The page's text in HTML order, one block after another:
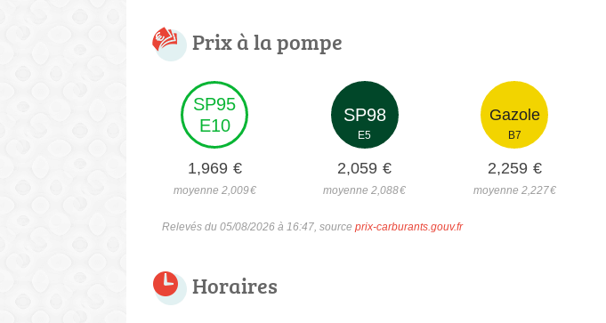
Prix à la pompe
SP95
E10
1,969 €
moyenne 2,009€
SP98
E5
2,059 €
moyenne 2,088€
Gazole
B7
2,259 €
moyenne 2,227€
Relevés du 05/08/2026 à 16:47, source prix-carburants.gouv.fr
Horaires